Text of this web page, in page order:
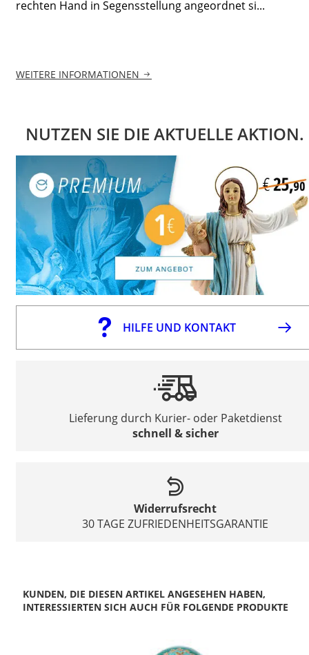
rechten Hand in Segensstellung angeordnet si...
WEITERE INFORMATIONEN
NUTZEN SIE DIE AKTUELLE AKTION.
HILFE UND KONTAKT
Lieferung durch Kurier- oder Paketdienst
schnell & sicher
Widerrufsrecht
30 TAGE ZUFRIEDENHEITSGARANTIE
KUNDEN, DIE DIESEN ARTIKEL ANGESEHEN HABEN,
INTERESSIERTEN SICH AUCH FÜR FOLGENDE PRODUKTE